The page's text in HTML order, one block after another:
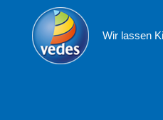
Inhalt
springen
Wir lassen